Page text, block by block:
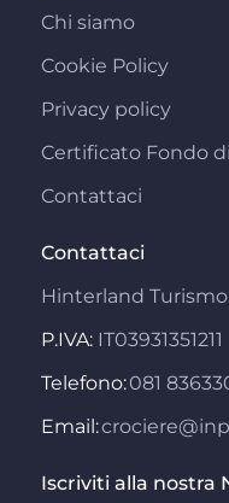
Chi siamo
Cookie Policy
Privacy policy
Certificato Fondo
Contattaci
Contattaci
Hinterland Turismo
P.IVA: IT03931351211
Telefono:081
Email:
Iscriviti alla nostra